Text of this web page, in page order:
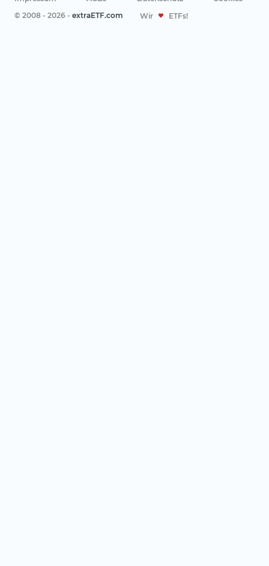
© 2008 - 2026 - extraETF.com Wir ETFs!